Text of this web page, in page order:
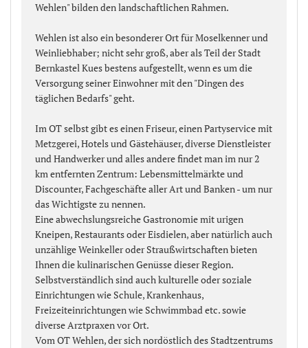
Wehlen" bilden den landschaftlichen Rahmen.
Wehlen ist also ein besonderer Ort für Moselkenner und
Weinliebhaber; nicht sehr groß, aber als Teil der Stadt
Bernkastel Kues bestens aufgestellt, wenn es um die
Versorgung seiner Einwohner mit den "Dingen des
täglichen Bedarfs" geht.
Im OT selbst gibt es einen Friseur, einen Partyservice mit
Metzgerei, Hotels und Gästehäuser, diverse Dienstleister
und Handwerker und alles andere findet man im nur 2
km entfernten Zentrum: Lebensmittelmärkte und
Discounter, Fachgeschäfte aller Art und Banken - um nur
das Wichtigste zu nennen.
Eine abwechslungsreiche Gastronomie mit urigen
Kneipen, Restaurants oder Eisdielen, aber natürlich auch
unzählige Weinkeller oder Straußwirtschaften bieten
Ihnen die kulinarischen Genüsse dieser Region.
Selbstverständlich sind auch kulturelle oder soziale
Einrichtungen wie Schule, Krankenhaus,
Freizeiteinrichtungen wie Schwimmbad etc. sowie
diverse Arztpraxen vor Ort.
Vom OT Wehlen, der sich nordöstlich des Stadtzentrums